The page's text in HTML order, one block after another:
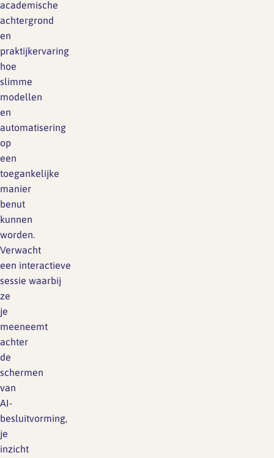
academische
achtergrond
en
praktijkervaring
hoe
slimme
modellen
en
automatisering
op
een
toegankelijke
manier
benut
kunnen
worden.
Verwacht
een interactieve
sessie waarbij
ze
je
meeneemt
achter
de
schermen
van
AI-
besluitvorming,
je
inzicht